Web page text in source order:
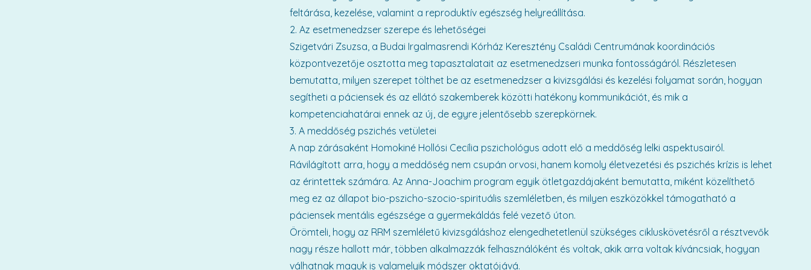
feltárása, kezelése, valamint a reproduktív egészség helyreállítása.
2. Az esetmenedzser szerepe és lehetőségei
Szigetvári Zsuzsa, a Budai Irgalmasrendi Kórház Keresztény Családi Centrumának koordinációs
központvezetője osztotta meg tapasztalatait az esetmenedzseri munka fontosságáról. Részletesen
bemutatta, milyen szerepet tölthet be az esetmenedzser a kivizsgálási és kezelési folyamat során, hogyan
segítheti a páciensek és az ellátó szakemberek közötti hatékony kommunikációt, és mik a
kompetenciahatárai ennek az új, de egyre jelentősebb szerepkörnek.
3. A meddőség pszichés vetületei
A nap zárásaként Homokiné Hollósi Cecília pszichológus adott elő a meddőség lelki aspektusairól.
Rávilágított arra, hogy a meddőség nem csupán orvosi, hanem komoly életvezetési és pszichés krízis is lehet
az érintettek számára. Az Anna-Joachim program egyik ötletgazdájaként bemutatta, miként közelíthető
meg ez az állapot bio-pszicho-szocio-spirituális szemléletben, és milyen eszközökkel támogatható a
páciensek mentális egészsége a gyermekáldás felé vezető úton.
Örömteli, hogy az RRM szemléletű kivizsgáláshoz elengedhetetlenül szükséges cikluskövetésről a résztvevők
nagy része hallott már, többen alkalmazzák felhasználóként és voltak, akik arra voltak kíváncsiak, hogyan
válhatnak maguk is valamelyik módszer oktatójává.